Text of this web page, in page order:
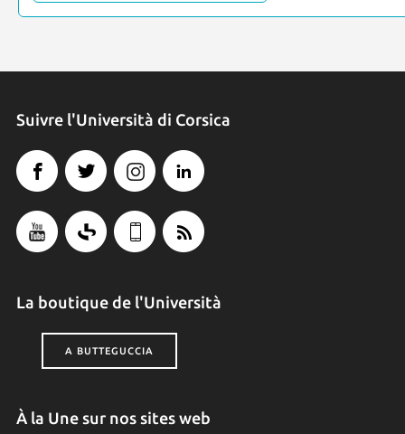
Suivre l'Università di Corsica
La boutique de l'Università
A BUTTEGUCCIA
À la Une sur nos sites web